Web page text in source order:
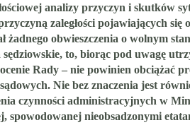
analizy przyczyn i skutków
zaległości pojawiających się
obwieszczenia o wolnym
to, biorąc pod uwagę
Rady – nie powinien obciążać
Nie bez znaczenia jest
czynności administracyjnych w
nieobsadzonymi